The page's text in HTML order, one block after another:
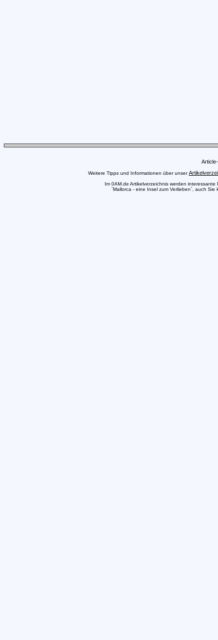
Weitere Tipps und Informationen über unser
Im 0AM.de Artikelverzeichnis werden
`Mallorca - eine Insel zum Verlieben`, auch